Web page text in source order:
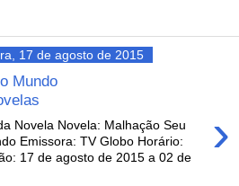
17 de agosto de 2015
Mundo
›
Novela Novela: Malhação Seu
Emissora: TV Globo Horário:
17 de agosto de 2015 a 02 de